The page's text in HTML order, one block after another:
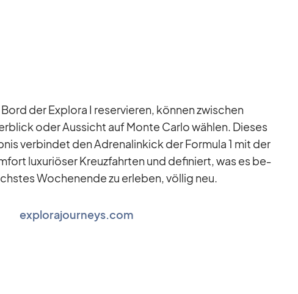
der Ex­plora I re­ser­vie­ren, kön­nen zwi­schen
oder Aus­sicht auf Monte Carlo wäh­len. Die­ses
ver­bin­det den Ad­re­na­lin­kick der For­mula 1 mit der
lu­xu­riö­ser Kreuz­fahr­ten und de­fi­niert, was es be­
Wo­chen­ende zu er­le­ben, völ­lig neu.
explorajourneys.com